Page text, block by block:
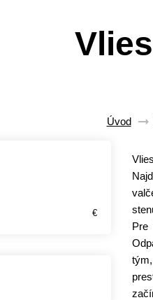
Úvod
Pre
€